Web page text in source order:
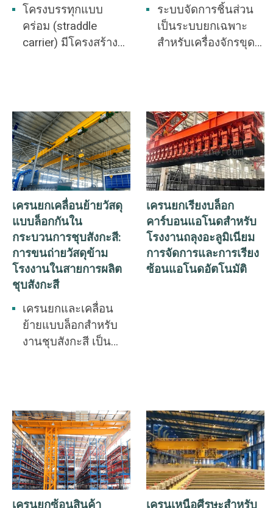
โครงบรรทุกแบบ
คร่อม (straddle
carrier) มีโครงสร้าง
เพื่อการยกและซ้อน
ด้วยระบบกระจายไฮ
ดรอลิก จึงสามารถ
จัดการตู้คอนเทนเนอร์
จากรถบรรทุก รถราง
หรือพื้นดินได้อย่าง
แม่นยำ
ระบบจัดการชิ้นส่วน
เป็นระบบยกเฉพาะ
สำหรับเครื่องจักรขุด
ส่วนอุโมงค์และส่วน
ประกอบท่อระบายน้ำ
แบบกล่อง ซึ่งเป็นหลัก
ประกันสำคัญสำหรับ
การก่อสร้างอุโมงค์
แบบใช้หัวเจาะที่
ปลอดภัยและมี
ประสิทธิภาพ
เครนยกเคลื่อนย้ายวัสดุ
แบบล็อกกันใน
กระบวนการชุบสังกะสี:
การขนถ่ายวัสดุข้าม
โรงงานในสายการผลิต
ชุบสังกะสี
เครนยกและเคลื่อน
ย้ายแบบล็อกสำหรับ
งานชุบสังกะสี เป็น
สายการผลิตชุบสังกะสี
โดยเฉพาะอย่างยิ่ง
เหมาะสำหรับ
กระบวนการที่มีขั้น
ตอนการทำงานที่ซับ
ซ้อนและสภาพ
เครนยกเรียงบล็อก
คาร์บอนแอโนดสำหรับ
โรงงานถลุงอะลูมิเนียม
การจัดการและการเรียง
ซ้อนแอโนดอัตโนมัติ